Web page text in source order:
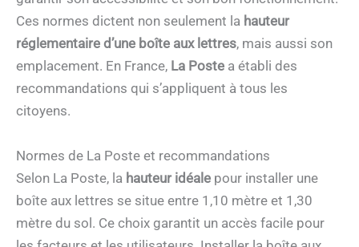
Ces normes dictent non seulement la hauteur
réglementaire d’une boîte aux lettres, mais aussi son
emplacement. En France, La Poste a établi des
recommandations qui s’appliquent à tous les
citoyens.
Normes de La Poste et recommandations
Selon La Poste, la hauteur idéale pour installer une
boîte aux lettres se situe entre 1,10 mètre et 1,30
mètre du sol. Ce choix garantit un accès facile pour